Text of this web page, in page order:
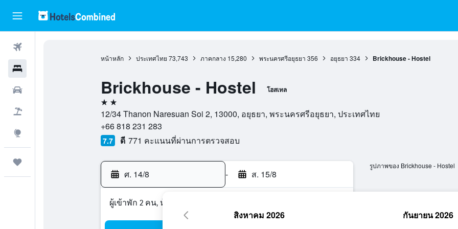
หน้าหลัก ประเทศไทย 73,743 ภาคกลาง 15,280 พระนครศรีอยุธยา 356 อยุธยา 334 Brickhouse - Hostel
Brickhouse - Hostel โฮสเทล
2 ดาว
12/34 Thanon Naresuan Soi 2, 13000, อยุธยา, พระนครศรีอยุธยา, ประเทศไทย
+66 818 231 283
7.7 ดี 771 คะแนนที่ผ่านการตรวจสอบ
ศ. 14/8 - ส. 15/8
ผู้เข้าพัก 2 คน, ห้องพัก 1 ห้อง
รูปภาพของ Brickhouse - Hostel
สิงหาคม 2026 กันยายน 2026